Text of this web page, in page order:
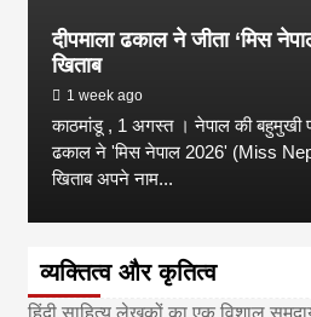
दीपमाला ढकाल ने जीता ‘मिस
खिताब
1 week ago
काठमांडू , 1 अगस्त । नेपाल की बहुमुखी
ढकाल ने 'मिस नेपाल 2026' (Miss
खिताब अपने नाम...
व्यक्तित्व और कृतित्व